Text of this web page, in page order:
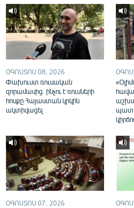
English
Русский
ՀԵՏԵՎԵՔ ՄԵԶ
«Ազատության» բոլոր կայքերը
ՕԳՈՍՏՈՍ 08, 2026
Փախուստ ռուսական
զորամասից. ինչու է ռուսների
հոսքը Հայաստան կրկին
ակտիվացել
ՕԳՈՍՏՈՍ 07, 2026